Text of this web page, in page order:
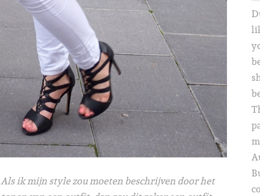
Als ik mijn style zou moeten beschrijven door het